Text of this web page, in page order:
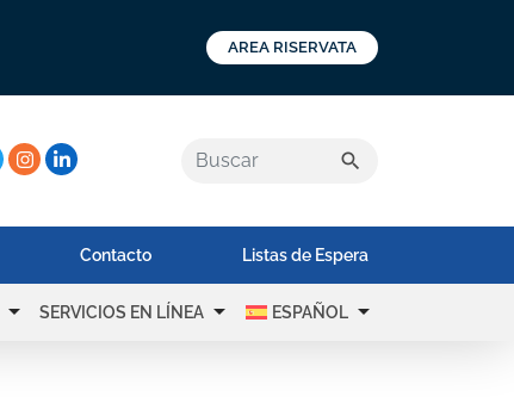
AREA RISERVATA
search
Contacto Listas de Espera
arrow_drop_down SERVICIOS EN LÍNEA arrow_drop_down ESPAÑOL arrow_drop_down